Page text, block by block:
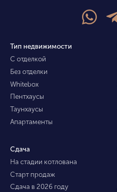
Тип недвижимости
С отделкой
Без отделки
Whitebox
Пентхаусы
Таунхаусы
Апартаменты
Сдача
На стадии котлована
Старт продаж
Сдача в 2026 году